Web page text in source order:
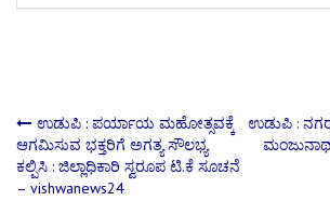
Post
navigation
ಉಡುಪಿ : ಪರ್ಯಾಯ ಮಹೋತ್ಸವಕ್ಕೆ
ಆಗಮಿಸುವ ಭಕ್ತರಿಗೆ ಅಗತ್ಯ ಸೌಲಭ್ಯ
ಕಲ್ಪಿಸಿ : ಜಿಲ್ಲಾಧಿಕಾರಿ ಸ್ವರೂಪ ಟಿ.ಕೆ ಸೂಚನೆ
– vishwanews24
ಉಡುಪಿ :